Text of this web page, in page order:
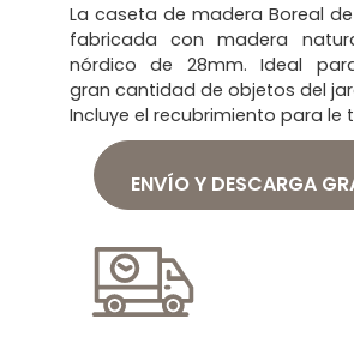
La caseta de madera Boreal
fabricada con madera
nórdico de 28mm. Ideal
gran cantidad de objetos del
Incluye el recubrimiento para le
ENVÍO Y DESCARGA